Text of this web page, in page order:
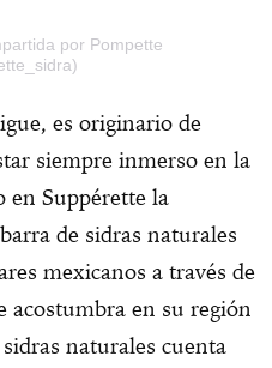
por Pompette
es originario de
siempre inmerso en la
en Suppérette la
de sidras naturales
mexicanos a través de
acostumbra en su región
naturales cuenta